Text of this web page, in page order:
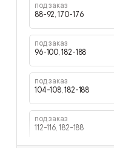
под заказ
88-92, 170-176
под заказ
96-100, 182-188
под заказ
104-108, 182-188
под заказ
112-116, 182-188